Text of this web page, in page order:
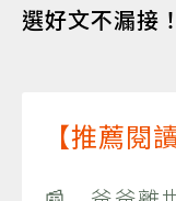
選好文不漏接！
【推薦閱讀